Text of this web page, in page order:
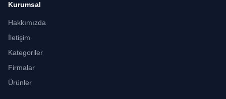
Kurumsal
Hakkımızda
İletişim
Kategoriler
Firmalar
Ürünler